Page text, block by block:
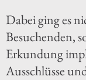
Dabei ging es
Besuchenden,
Erkundung
Ausschlüsse